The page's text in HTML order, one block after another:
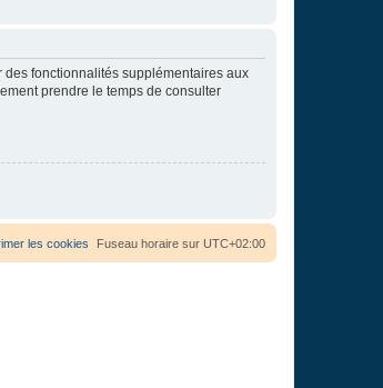
des fonctionnalités supplémentaires aux
prendre le temps de consulter
Fuseau horaire sur UTC+02:00
les cookies